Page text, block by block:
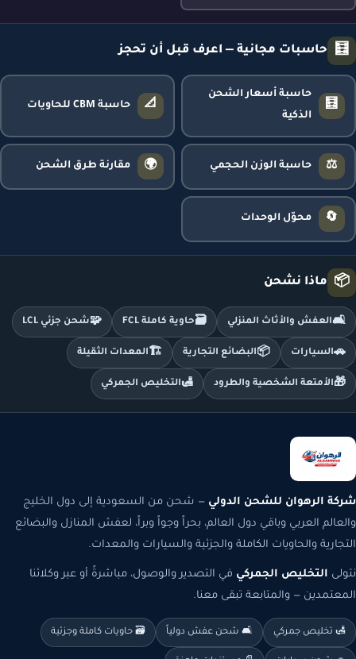
🧮 حاسبات مجانية — اعرف قبل أن تحجز
🧮
حاسبة أسعار الشحن
الذكية
📐 حاسبة CBM للحاويات
⚖️ حاسبة الوزن الحجمي 🌍 مقارنة طرق الشحن
🔄 محوّل الوحدات
📦 ماذا نشحن
🛋️العفش والأثاث المنزلي 🗃️حاوية كاملة FCL 🧩شحن جزئي LCL
🚗السيارات 📦البضائع التجارية 🏗️المعدات الثقيلة
🎁الأمتعة الشخصية والطرود 🛃التخليص الجمركي
شركة الرهوان للشحن الدولي — شحن من السعودية إلى دول الخليج
والعالم العربي وباقي دول العالم، بحراً وجواً وبراً، لعفش المنازل والبضائع
التجارية والحاويات الكاملة والجزئية والسيارات والمعدات.
نتولى التخليص الجمركي في التصدير والوصول، مباشرةً أو عبر وكلائنا
المعتمدين — والمتابعة تبقى معنا.
🛃 تخليص جمركي 🛋️ شحن عفش دولياً 🗃️ حاويات كاملة وجزئية